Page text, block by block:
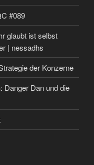
#089
glaubt ist selbst
| nessadhs
der Konzerne
Danger Dan und die